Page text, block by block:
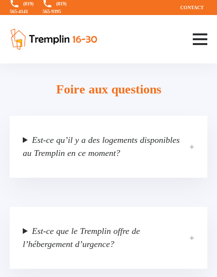
Aller
directement
contenu
Aller
principal
(819)
565-4141
(819)
565-9395
CONTACT
Foire aux questions
Est-ce qu’il y a des logements disponibles
au Tremplin en ce moment?
Est-ce que le Tremplin offre de
l’hébergement d’urgence?